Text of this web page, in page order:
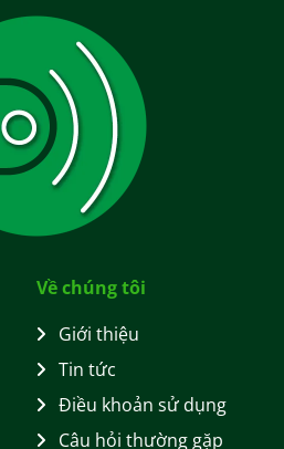
Về chúng tôi
Giới thiệu
Tin tức
Điều khoản sử dụng
Câu hỏi thường gặp